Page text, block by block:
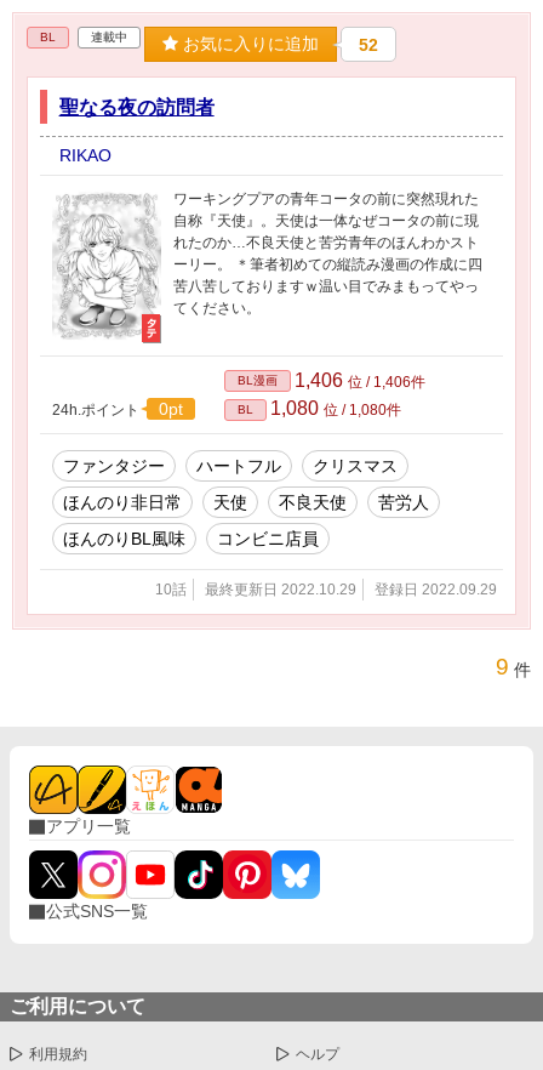
BL 連載中 お気に入りに追加 52
聖なる夜の訪問者
RIKAO
ワーキングプアの青年コータの前に突然現れた
自称『天使』。天使は一体なぜコータの前に現
れたのか…不良天使と苦労青年のほんわかスト
ーリー。 ＊筆者初めての縦読み漫画の作成に四
苦八苦しておりますｗ温い目でみまもってやっ
てください。
24h.ポイント 0pt
BL漫画 1,406 位 / 1,406件
BL 1,080 位 / 1,080件
ファンタジー ハートフル
クリスマス
ほんのり非日常
天使 不良天使
苦労人
ほんのりBL風味
コンビニ店員
10話 最終更新日 2022.10.29 登録日 2022.09.29
9 件
アプリ一覧
公式SNS一覧
ご利用について
利用規約 ヘルプ